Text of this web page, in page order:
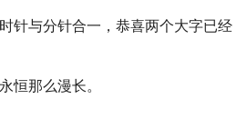
针与分针合一，恭喜两个大字已经
恒那么漫长。